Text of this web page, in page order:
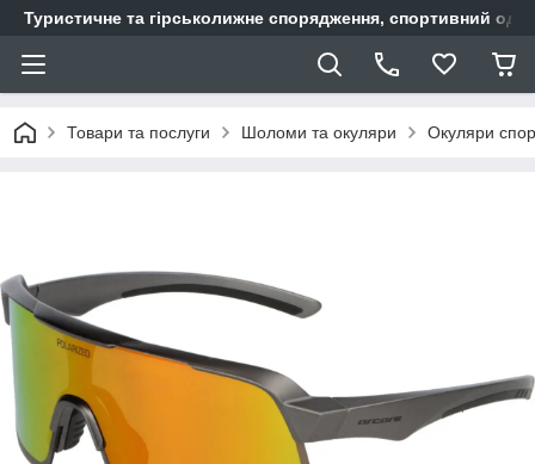
Туристичне та гірськолижне спорядження, спортивний
Товари та послуги Шоломи та окуляри Окуляри